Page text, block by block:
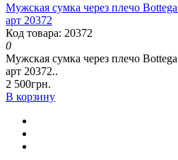
Мужская сумка через плечо
арт 20372
Код товара: 20372
0
Мужская сумка через плечо
арт 20372..
2 500грн.
В корзину